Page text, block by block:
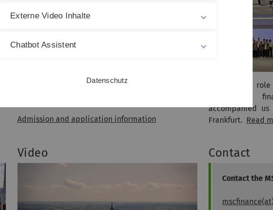
Admission and application information
What is the
people in
accompanied
Frankfurt. Read
Video Contact
Contact the
Externe Video Inhalte
Chatbot Assistent
Datenschutz